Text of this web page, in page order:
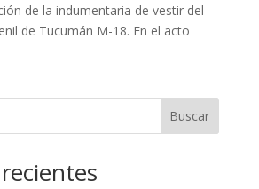
de la indumentaria de vestir del
de Tucumán M-18. En el acto
Buscar